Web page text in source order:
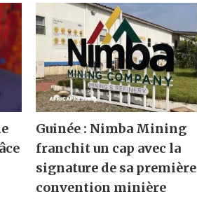
Guinée : Nimba Mining
franchit un cap avec la
signature de sa première
convention minière